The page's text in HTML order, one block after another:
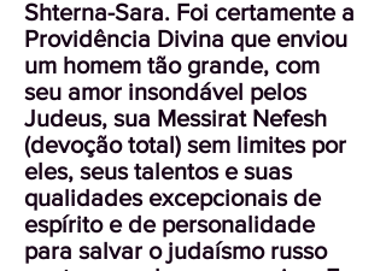
Shterna-Sara. Foi certamente a
Providência Divina que enviou
um homem tão grande, com
seu amor insondável pelos
Judeus, sua Messirat Nefesh
(devoção total) sem limites por
eles, seus talentos e suas
qualidades excepcionais de
espírito e de personalidade
para salvar o judaísmo russo